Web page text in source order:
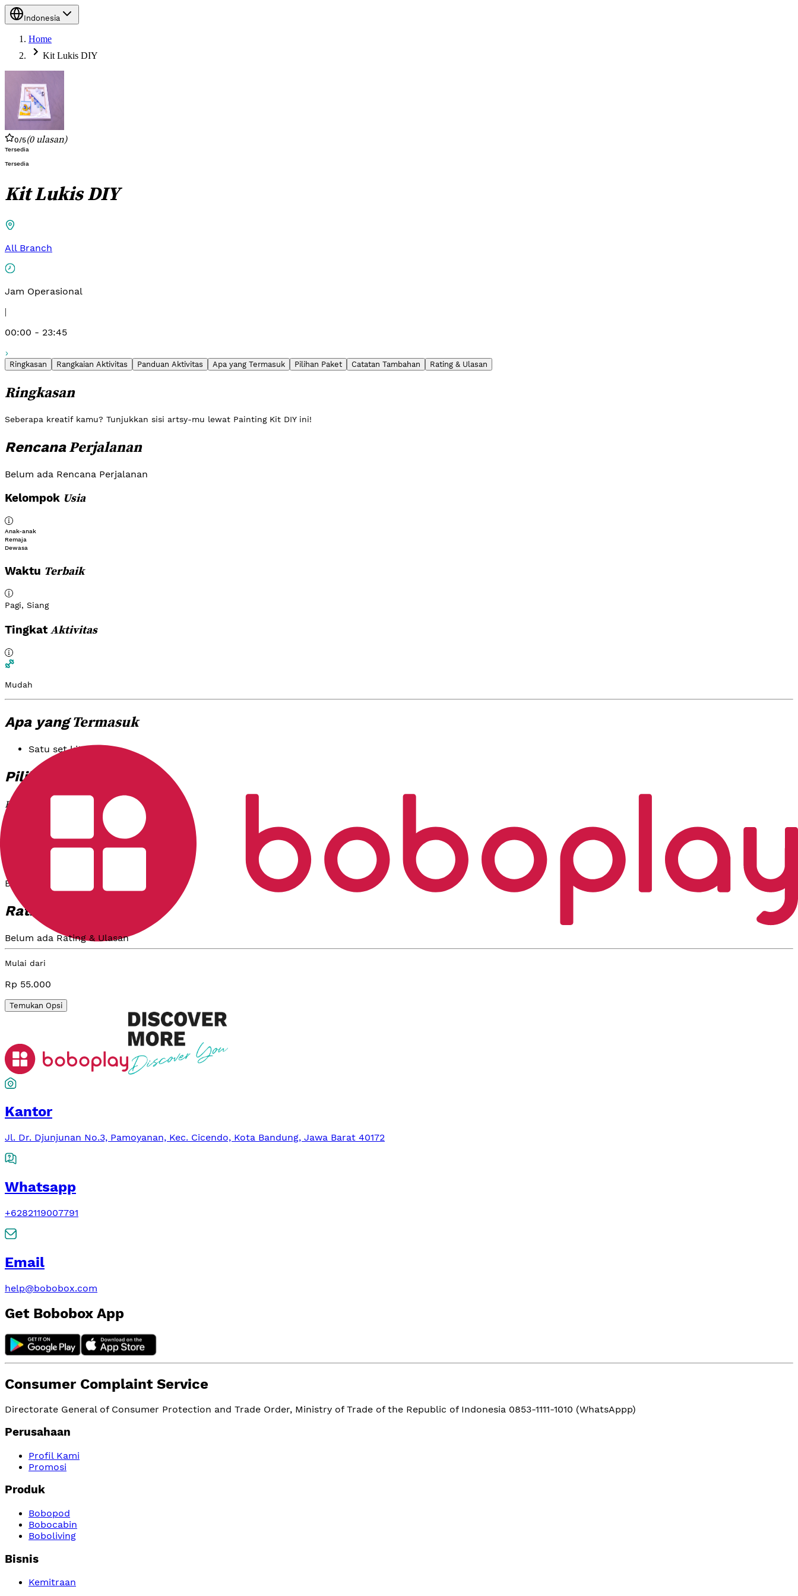
Indonesia
Home
Kit Lukis DIY
0/5(0 ulasan)
Tersedia
Tersedia
Kit Lukis DIY
All Branch
Jam Operasional
|
00:00 - 23:45
Ringkasan Rangkaian Aktivitas Panduan Aktivitas Apa yang Termasuk Pilihan Paket Catatan Tambahan Rating & Ulasan
Ringkasan
Seberapa kreatif kamu? Tunjukkan sisi artsy-mu lewat Painting Kit DIY ini!
RencanaPerjalanan
Belum ada Rencana Perjalanan
Kelompok Usia
Anak-anak
Remaja
Dewasa
Waktu Terbaik
Pagi, Siang
Tingkat Aktivitas
Mudah
Apa yangTermasuk
Satu set kit DIY
Pilihan
Rp 55.000
Catatan Tambahan
Belum ada Notes
Rating
Belum ada Rating & Ulasan
Mulai dari
Rp 55.000
Temukan Opsi
Kantor
Jl. Dr. Djunjunan No.3, Pamoyanan, Kec. Cicendo, Kota Bandung, Jawa Barat 40172
Whatsapp
+6282119007791
Email
help@bobobox.com
Get Bobobox App
Consumer Complaint Service
Directorate General of Consumer Protection and Trade Order, Ministry of Trade of the Republic of Indonesia 0853-1111-1010 (WhatsAppp)
Perusahaan
Profil Kami
Promosi
Produk
Bobopod
Bobocabin
Boboliving
Bisnis
Kemitraan